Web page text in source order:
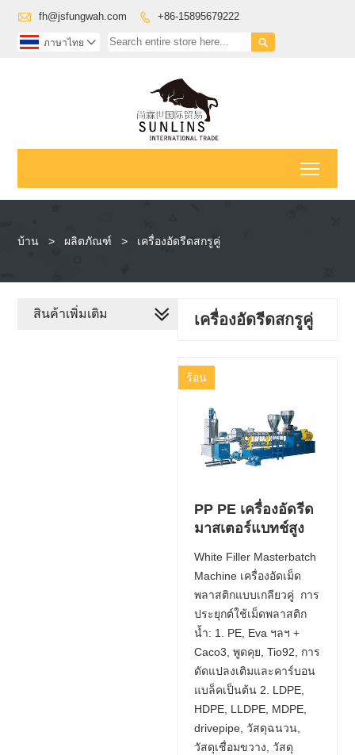
 fh@jsfungwah.com  +86-15895679222

ภาษาไทย 
บ้าน > ผลิตภัณฑ์ > เครื่องอัดรีดสกรูคู่
เครื่องอัดรีดสกรูคู่
ร้อน
PP PE เครื่องอัดรีด
มาสเตอร์แบทช์สูง
White Filler Masterbatch
Machine เครื่องอัดเม็ด
พลาสติกแบบเกลียวคู่ การ
ประยุกต์ใช้เม็ดพลาสติก
น้ำ: 1. PE, Eva ฯลฯ +
Caco3, พูดคุย, Tio92, การ
ดัดแปลงเติมและคาร์บอน
แบล็คเป็นต้น 2. LDPE,
HDPE, LLDPE, MDPE,
drivepipe, วัสดุฉนวน,
วัสดุเชื่อมขวาง, วัสดุ
สินค้าเพิ่มเติม